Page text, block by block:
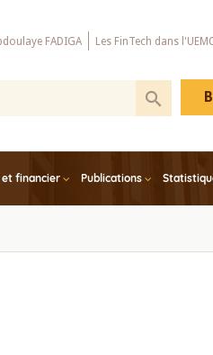
FADIGA Les FinTech dans
et financier Publications